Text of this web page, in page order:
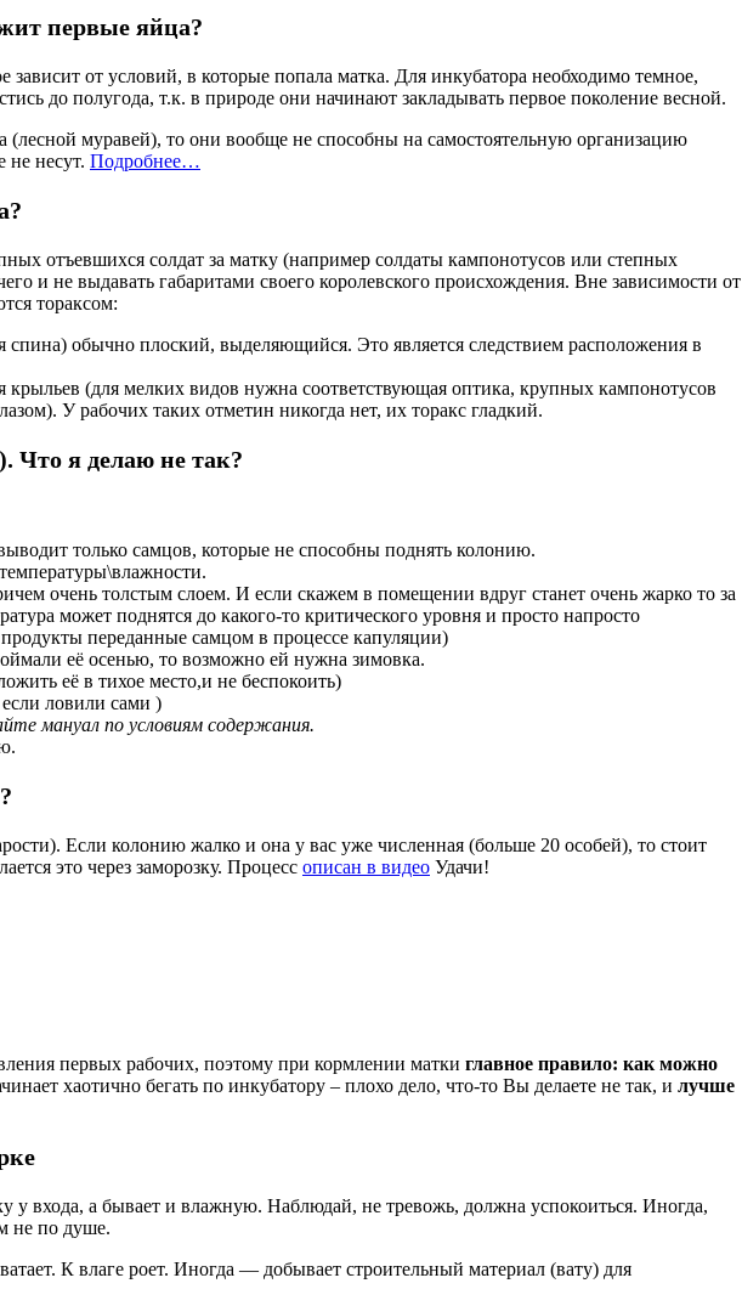
первые яйца?
от условий, в которые попала матка. Для инкубатора необходимо темное,
до полугода, т.к. в природе они начинают закладывать первое поколение весной.
(лесной муравей), то они вообще не способны на самостоятельную организацию
не несут. Подробнее…
отъевшихся солдат за матку (например солдаты кампонотусов или степных
и не выдавать габаритами своего королевского происхождения. Вне зависимости от
тораксом:
спина) обычно плоский, выделяющийся. Это является следствием расположения в
крыльев (для мелких видов нужна соответствующая оптика, крупных кампонотусов
У рабочих таких отметин никогда нет, их торакс гладкий.
Что я делаю не так?
только самцов, которые не способны поднять колонию.
очень толстым слоем. И если скажем в помещении вдруг станет очень жарко то за
может поднятся до какого-то критического уровня и просто напросто
переданные самцом в процессе капуляции)
её осенью, то возможно ей нужна зимовка.
её в тихое место,и не беспокоить)
ловили сами )
мануал по условиям содержания.
Если колонию жалко и она у вас уже численная (больше 20 особей), то стоит
это через заморозку. Процесс описан в видео Удачи!
первых рабочих, поэтому при кормлении матки главное правило: как можно
хаотично бегать по инкубатору – плохо дело, что-то Вы делаете не так, и лучше
у входа, а бывает и влажную. Наблюдай, не тревожь, должна успокоиться. Иногда,
не по душе.
К влаге роет. Иногда — добывает строительный материал (вату) для